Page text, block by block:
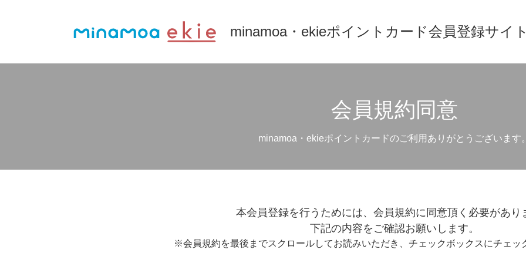
minamoa・ekieポイントカード会員登録サイ
会員規約同意
minamoa・ekieポイントカードのご利用ありがとうございます
本会員登録を行うためには、会員規約に同意頂く必要があり
下記の内容をご確認お願いします。
※会員規約を最後までスクロールしてお読みいただき、チェックボックスにチェッ